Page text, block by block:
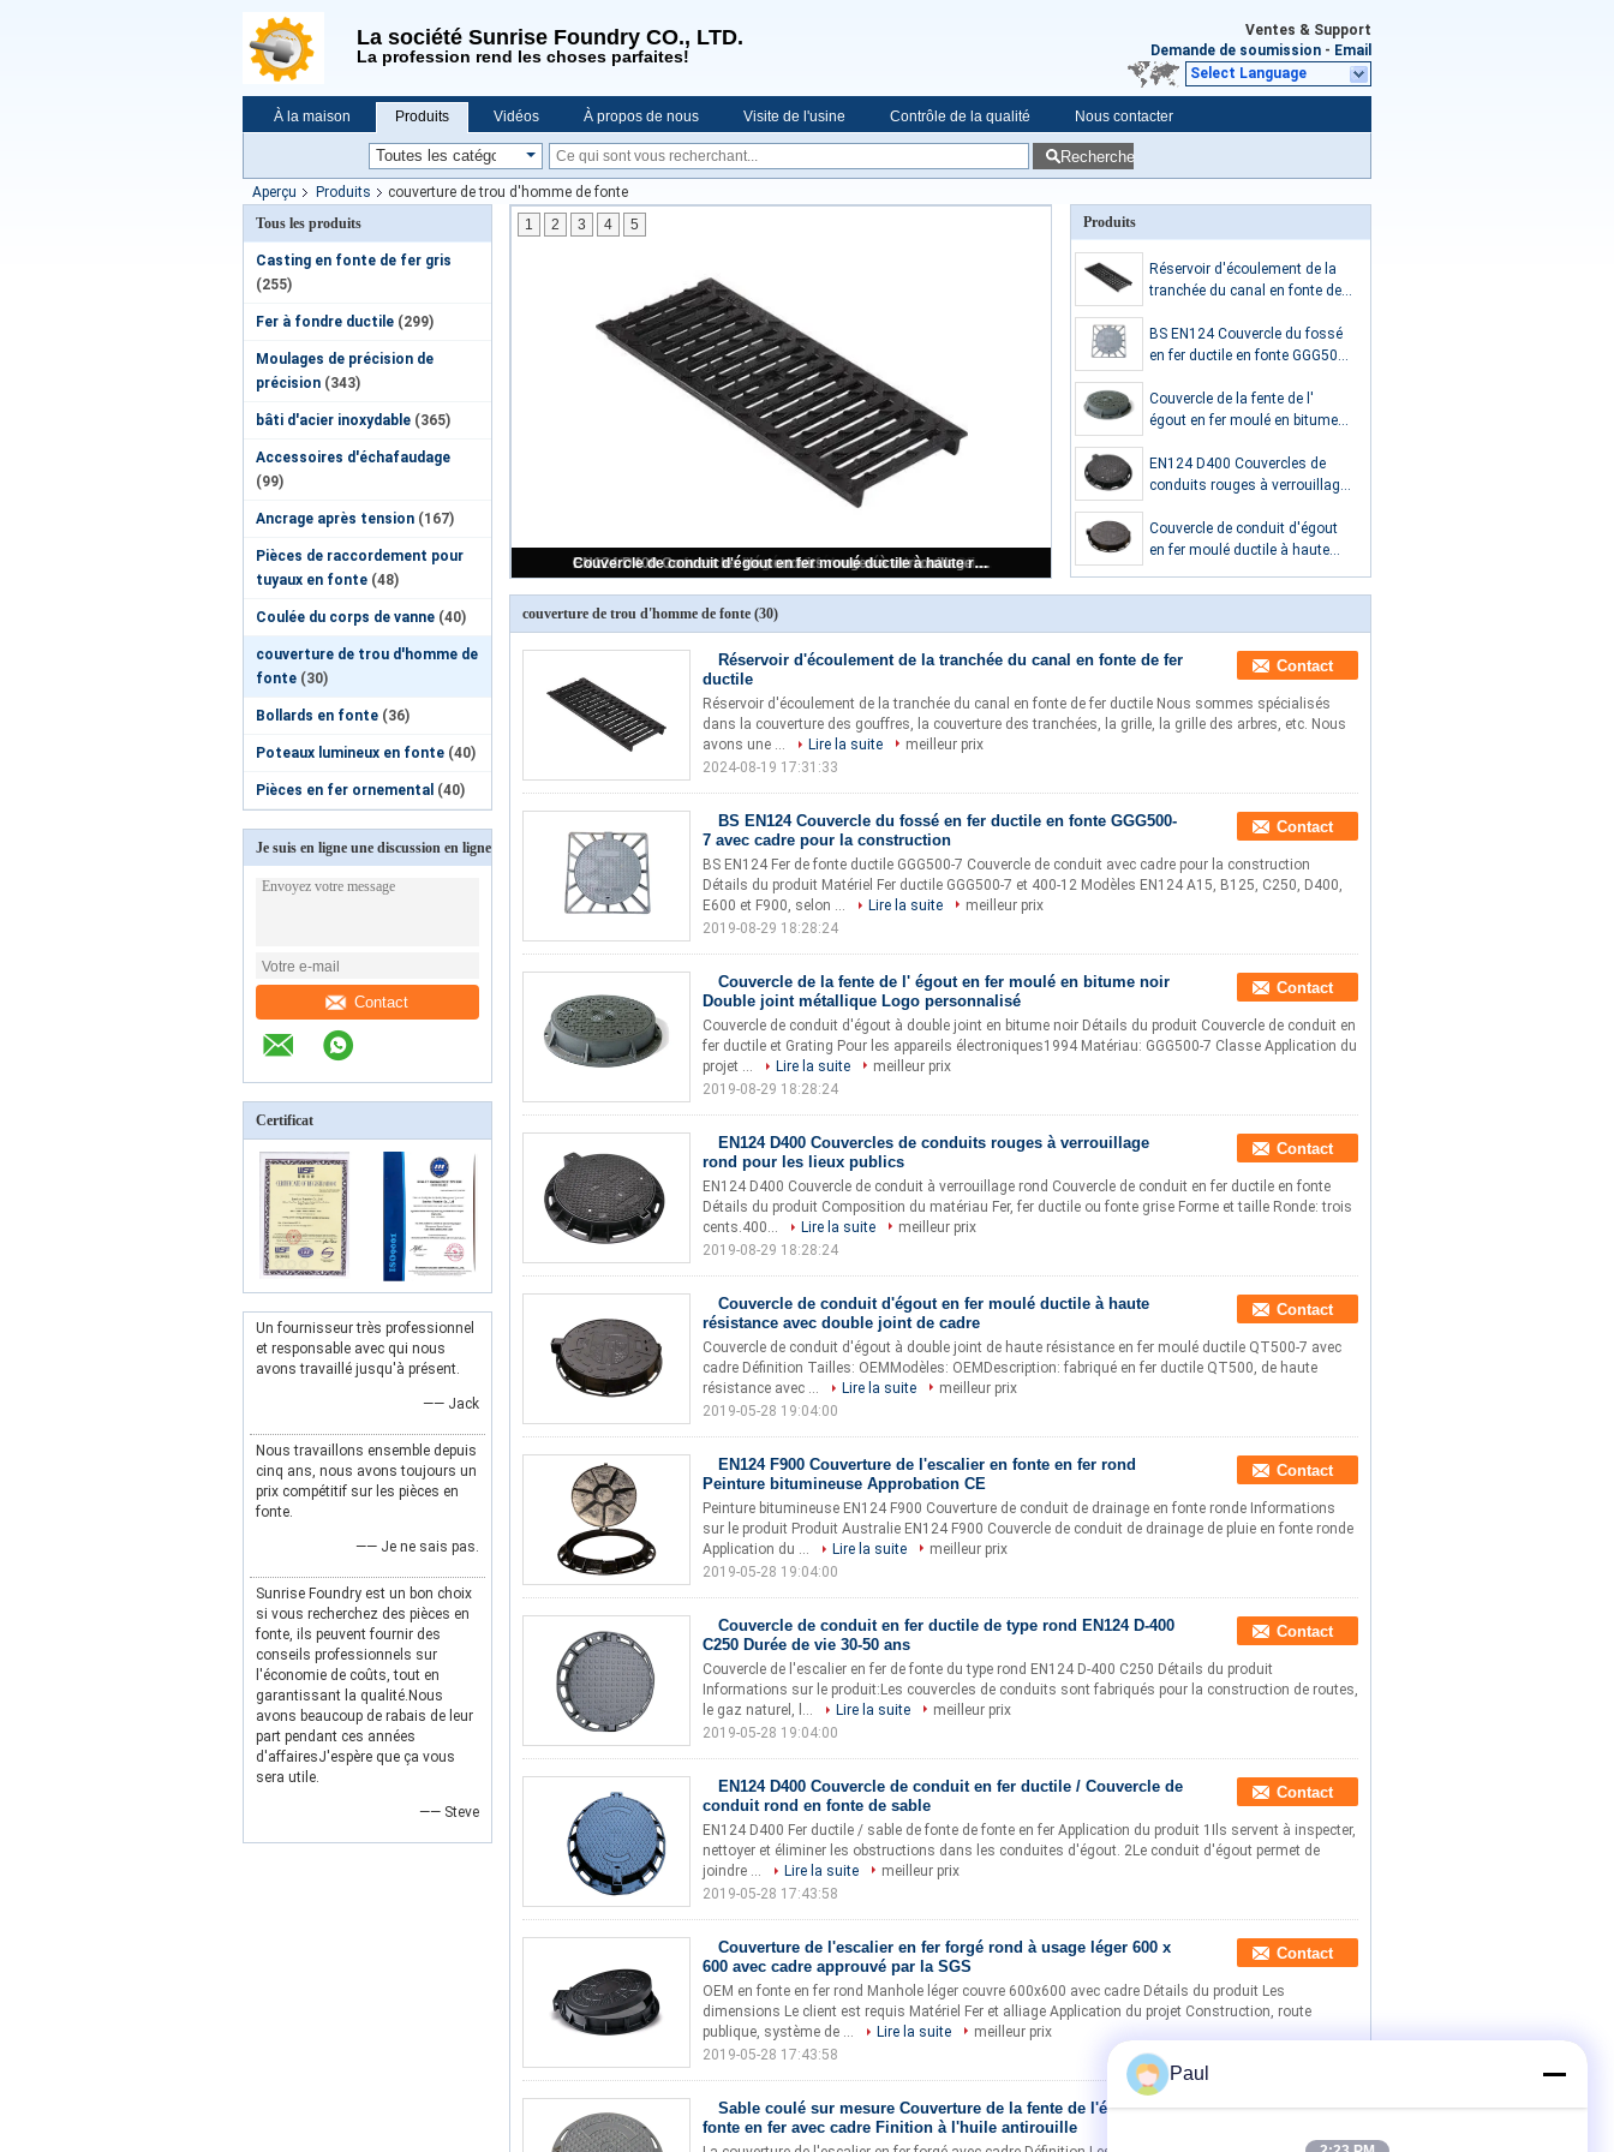
La société Sunrise Foundry CO., LTD.
La profession rend les choses parfaites!
Ventes & Support
Demande de soumission - Email
Select Language
À la maison Produits Vidéos À propos de nous Visite de l'usine Contrôle de la qualité Nous contacter
Demande de soumission Nouvelles Recherche
Aperçu Produits
couverture de trou d'homme de fonte
Tous les produits
Casting en fonte de fer gris
(255)
Fer à fondre ductile (299)
Moulages de précision de
précision (343)
bâti d'acier inoxydable (365)
Accessoires d'échafaudage
(99)
Ancrage après tension (167)
Pièces de raccordement pour
tuyaux en fonte (48)
Coulée du corps de vanne (40)
couverture de trou d'homme de
fonte (30)
Bollards en fonte (36)
Poteaux lumineux en fonte (40)
Pièces en fer ornemental (40)
Je suis en ligne une discussion en ligne
Contact
Certificat
Un fournisseur très professionnel
et responsable avec qui nous
avons travaillé jusqu'à présent.
—— Jack
Nous travaillons ensemble depuis
cinq ans, nous avons toujours un
prix compétitif sur les pièces en
fonte.
—— Je ne sais pas.
Sunrise Foundry est un bon choix
si vous recherchez des pièces en
fonte, ils peuvent fournir des
conseils professionnels sur
l'économie de coûts, tout en
garantissant la qualité.Nous
avons beaucoup de rabais de leur
part pendant ces années
d'affairesJ'espère que ça vous
sera utile.
—— Steve
Réservoir d'écoulement de la tranchée du canal en fonte de fer ductile
1 2 3 4 5 Produits
Réservoir d'écoulement de la
tranchée du canal en fonte de
BS EN124 Couvercle du fossé
en fer ductile en fonte GGG500-
construction
Couvercle de la fente de l'
égout en fer moulé en bitume
Logo personnalisé
EN124 D400 Couvercles de
conduits rouges à verrouillage
Couvercle de conduit d'égout
en fer moulé ductile à haute
cadre
couverture de trou d'homme de fonte (30)
Réservoir d'écoulement de la tranchée du canal en fonte de fer
ductile
Contact
Réservoir d'écoulement de la tranchée du canal en fonte de fer ductile Nous sommes spécialisés
dans la couverture des gouffres, la couverture des tranchées, la grille, la grille des arbres, etc. Nous
avons une ...
Lire la suite
meilleur prix
2024-08-19 17:31:33
BS EN124 Couvercle du fossé en fer ductile en fonte GGG500-
7 avec cadre pour la construction
Contact
BS EN124 Fer de fonte ductile GGG500-7 Couvercle de conduit avec cadre pour la construction
Détails du produit Matériel Fer ductile GGG500-7 et 400-12 Modèles EN124 A15, B125, C250, D400,
E600 et F900, selon ...
Lire la suite
meilleur prix
2019-08-29 18:28:24
Couvercle de la fente de l' égout en fer moulé en bitume noir
Double joint métallique Logo personnalisé
Contact
Couvercle de conduit d'égout à double joint en bitume noir Détails du produit Couvercle de conduit en
fer ductile et Grating Pour les appareils électroniques1994 Matériau: GGG500-7 Classe Application du
projet ...
Lire la suite
meilleur prix
2019-08-29 18:28:24
EN124 D400 Couvercles de conduits rouges à verrouillage
rond pour les lieux publics
Contact
EN124 D400 Couvercle de conduit à verrouillage rond Couvercle de conduit en fer ductile en fonte
Détails du produit Composition du matériau Fer, fer ductile ou fonte grise Forme et taille Ronde: trois
cents.400...
Lire la suite
meilleur prix
2019-08-29 18:28:24
Couvercle de conduit d'égout en fer moulé ductile à haute
résistance avec double joint de cadre
Contact
Couvercle de conduit d'égout à double joint de haute résistance en fer moulé ductile QT500-7 avec
cadre Définition Tailles: OEMModèles: OEMDescription: fabriqué en fer ductile QT500, de haute
résistance avec ...
Lire la suite
meilleur prix
2019-05-28 19:04:00
EN124 F900 Couverture de l'escalier en fonte en fer rond
Peinture bitumineuse Approbation CE
Contact
Peinture bitumineuse EN124 F900 Couverture de conduit de drainage en fonte ronde Informations
sur le produit Produit Australie EN124 F900 Couvercle de conduit de drainage de pluie en fonte ronde
Application du ...
Lire la suite
meilleur prix
2019-05-28 19:04:00
Couvercle de conduit en fer ductile de type rond EN124 D-400
C250 Durée de vie 30-50 ans
Contact
Couvercle de l'escalier en fer de fonte du type rond EN124 D-400 C250 Détails du produit
Informations sur le produit:Les couvercles de conduits sont fabriqués pour la construction de routes,
le gaz naturel, l...
Lire la suite
meilleur prix
2019-05-28 19:04:00
EN124 D400 Couvercle de conduit en fer ductile / Couvercle de
conduit rond en fonte de sable
Contact
EN124 D400 Fer ductile / sable de fonte de fonte en fer Application du produit 1Ils servent à inspecter,
nettoyer et éliminer les obstructions dans les conduites d'égout. 2Le conduit d'égout permet de
joindre ...
Lire la suite
meilleur prix
2019-05-28 17:43:58
Couverture de l'escalier en fer forgé rond à usage léger 600 x
600 avec cadre approuvé par la SGS
Contact
OEM en fonte en fer rond Manhole léger couvre 600x600 avec cadre Détails du produit Les
dimensions Le client est requis Matériel Fer et alliage Application du projet Construction, route
publique, système de ...
Lire la suite
meilleur prix
2019-05-28 17:43:58
Sable coulé sur mesure Couverture de la fente de l'égout en
fonte en fer avec cadre Finition à l'huile antirouille
Contact
Paul